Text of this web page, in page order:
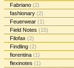
Fabriano (2)
fashionary (2)
Feuerwear (1)
Field Notes (15)
Filofax (2)
Findling (2)
fiorentina (1)
flexinotes (1)